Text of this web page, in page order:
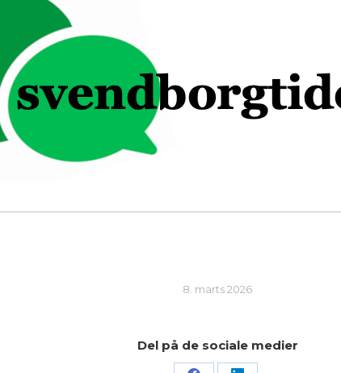
8. marts 2026
Del på de sociale medier